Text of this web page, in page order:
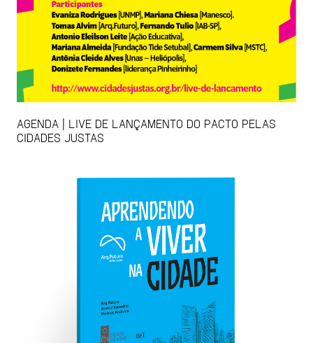
AGENDA | LIVE DE LANÇAMENTO DO PACTO PELAS
CIDADES JUSTAS